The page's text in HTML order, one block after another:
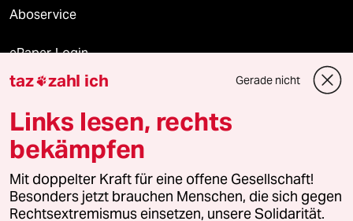
Aboservice
ePaper Login
Downloads für Abonnierende
© 2026 taz Verlags und Vertriebs GmbH
Alle Rechte vorbehalten. Bei rechtlichen Fragen oder für Genehmigungen
wenden Sie sich bitte an
lizenzen@taz.de
taz zahl ich Gerade nicht
Links lesen, rechts
bekämpfen
Mit doppelter Kraft für eine offene Gesellschaft!
Besonders jetzt brauchen Menschen, die sich gegen
Rechtsextremismus einsetzen, unsere Solidarität.